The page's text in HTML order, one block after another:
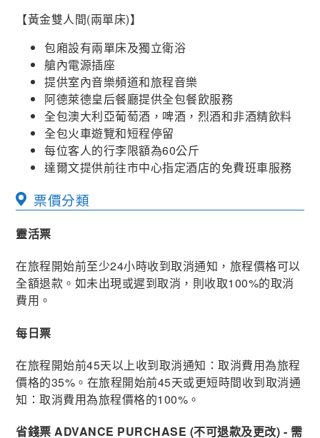
【黃金雙人間(兩單床)】
包廂設有兩單床及獨立衛浴
艙內電源插座
提供室內音樂頻道和旅程音樂
阿德萊德皇后餐廳提供全包餐飲服務
全包澳大利亞葡萄酒，啤酒，烈酒和非酒精飲料
全包火車遊覽和短程停留
每位客人的行李限額為60公斤
達爾文提供前往市中心指定酒店的免費班車服務
票價分類
靈活票
在旅程開始前至少24小時收到取消通知，旅程價格可以
全額退款。如未出現或遲到取消，則收取100%的取消
費用。
每日票
在旅程開始前45天以上收到取消通知：取消費用為旅程
價格的35%。在旅程開始前45天或更短時間收到取消通
知：取消費用為旅程價格的100%。
省錢票 ADVANCE PURCHASE (不可退款及更改) - 需